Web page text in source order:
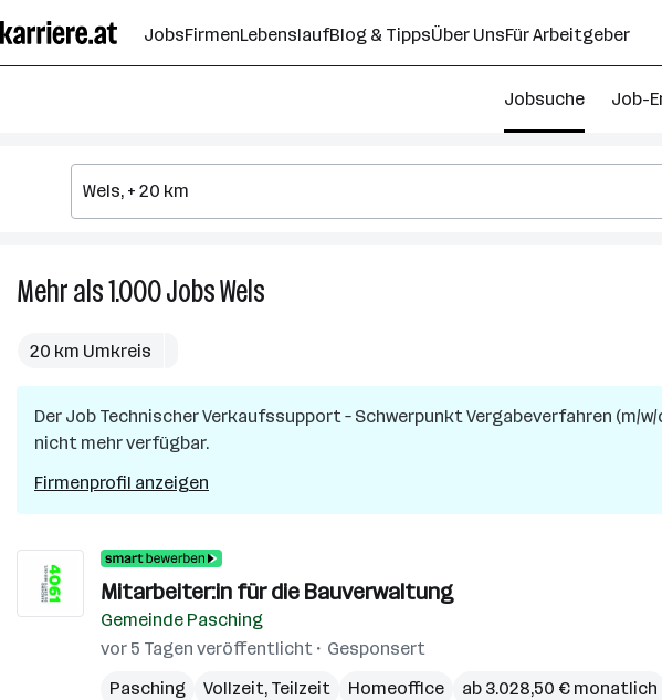
Seiteninhalt
springen
JobsFirmenLebenslaufBlog & TippsÜber UnsFür Arbeitgeber
Jobsuche Job-
Mehr als 1.000JobsWels
in
Wels
20 km Umkreis
Der Job Technischer Verkaufssupport – Schwerpunkt Vergabe­verfahren (m/w/
nicht mehr verfügbar.
Firmenprofil anzeigen
Mitarbeiter:in für die Bauverwaltung
Gemeinde Pasching
vor 5 Tagen veröffentlicht
Gesponsert
Pasching
Vollzeit, Teilzeit Homeoffice ab 3.028,50 € monatlich